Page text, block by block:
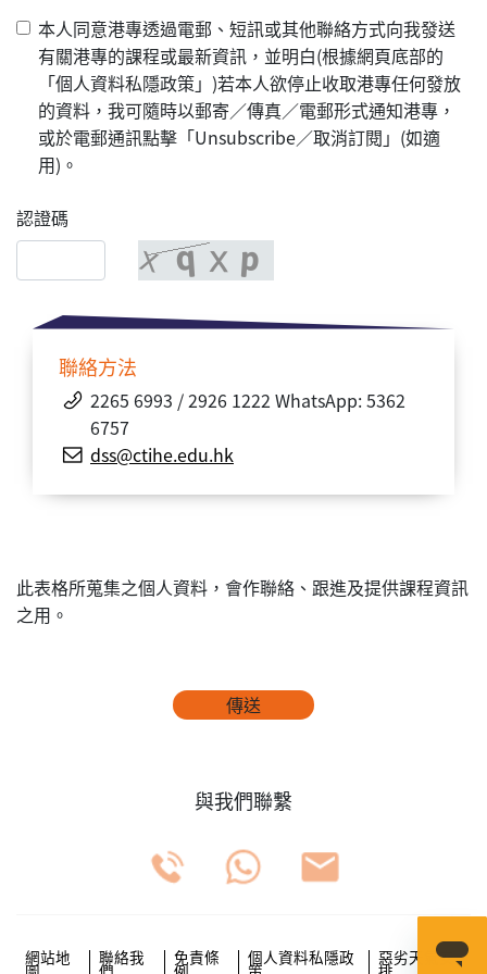
本人同意港專透過電郵、短訊或其他聯絡方式向我發送
有關港專的課程或最新資訊，並明白(根據網頁底部的
「個人資料私隱政策」)若本人欲停止收取港專任何發放
的資料，我可隨時以郵寄／傳真／電郵形式通知港專，
或於電郵通訊點擊「Unsubscribe／取消訂閱」(如適
用)。
認證碼
聯絡方法
2265 6993 / 2926 1222 WhatsApp: 5362
6757
dss@ctihe.edu.hk
此表格所蒐集之個人資料，會作聯絡、跟進及提供課程資訊
之用。
傳送
與我們聯繫
網站地 聯絡我 免責條 個人資料私隱政 惡劣天氣安